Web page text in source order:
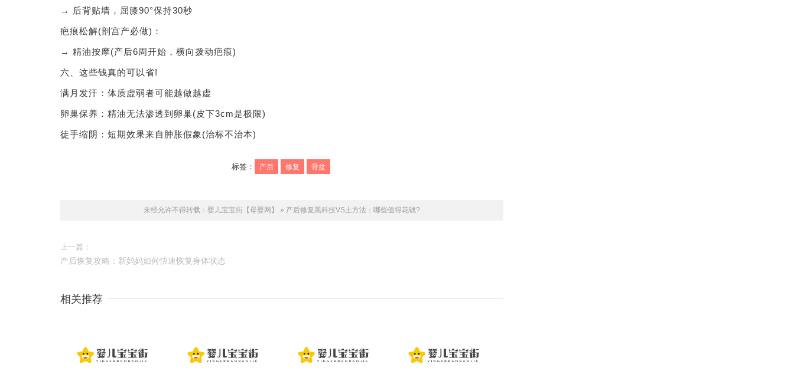
→ 后背贴墙，屈膝90°保持30秒
疤痕松解(剖宫产必做)：
→ 精油按摩(产后6周开始，横向拨动疤痕)
六、这些钱真的可以省!
满月发汗：体质虚弱者可能越做越虚
卵巢保养：精油无法渗透到卵巢(皮下3cm是极限)
徒手缩阴：短期效果来自肿胀假象(治标不治本)
标签： 产后 修复 骨盆
未经允许不得转载： 婴儿宝宝街【母婴网】 » 产后修复黑科技VS土方法：哪些值得花钱?
上一篇：
产后恢复攻略：新妈妈如何快速恢复身体状态
相关推荐